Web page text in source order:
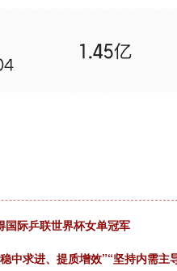
国际乒联世界杯女单冠军
中求进、提质增效”“坚持内需